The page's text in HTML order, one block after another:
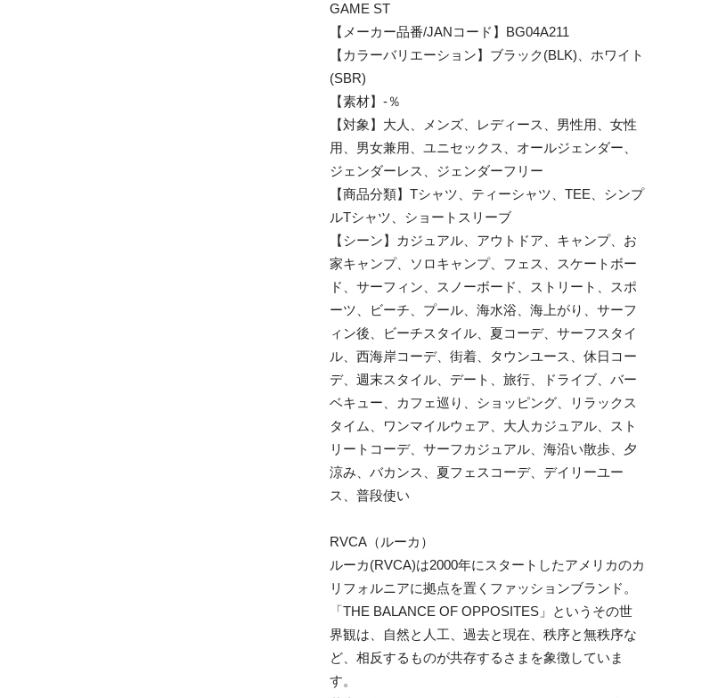
GAME ST
【メーカー品番/JANコード】BG04A211
【カラーバリエーション】ブラック(BLK)、ホワイト
(SBR)
【素材】-％
【対象】大人、メンズ、レディース、男性用、女性
用、男女兼用、ユニセックス、オールジェンダー、
ジェンダーレス、ジェンダーフリー
【商品分類】Tシャツ、ティーシャツ、TEE、シンプ
ルTシャツ、ショートスリーブ
【シーン】カジュアル、アウトドア、キャンプ、お
家キャンプ、ソロキャンプ、フェス、スケートボー
ド、サーフィン、スノーボード、ストリート、スポ
ーツ、ビーチ、プール、海水浴、海上がり、サーフ
ィン後、ビーチスタイル、夏コーデ、サーフスタイ
ル、西海岸コーデ、街着、タウンユース、休日コー
デ、週末スタイル、デート、旅行、ドライブ、バー
ベキュー、カフェ巡り、ショッピング、リラックス
タイム、ワンマイルウェア、大人カジュアル、スト
リートコーデ、サーフカジュアル、海沿い散歩、夕
涼み、バカンス、夏フェスコーデ、デイリーユー
ス、普段使い
RVCA（ルーカ）
ルーカ(RVCA)は2000年にスタートしたアメリカのカ
リフォルニアに拠点を置くファッションブランド。
「THE BALANCE OF OPPOSITES」というその世
界観は、自然と人工、過去と現在、秩序と無秩序な
ど、相反するものが共存するさまを象徴していま
す。